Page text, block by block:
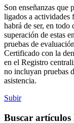
Son enseñanzas que
ligados a actividades
habrá de ser, en
superación de estas
pruebas de
Certificado con la
en el Registro
no incluyan pruebas
asistencia.
Subir
Buscar